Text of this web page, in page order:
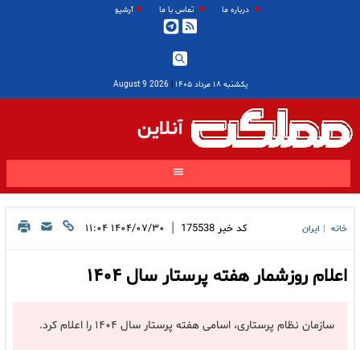
درباره ما تماس با ما آرشیو
یکشنبه ۱۸ مرداد ۱۴۰۵ |
2026 August 9
آنلاین
خانه ایران کد خبر 175538
| ۱۴۰۴/۰۷/۳۰ ۱۱:۰۴
اعلام روزشمار هفته پرستار سال ۱۴۰۴
سازمان نظام پرستاری، اسامی هفته پرستار سال ۱۴۰۴ را اعلام کرد.